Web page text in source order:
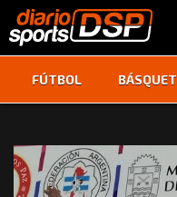
FÚTBOL BÁSQUET